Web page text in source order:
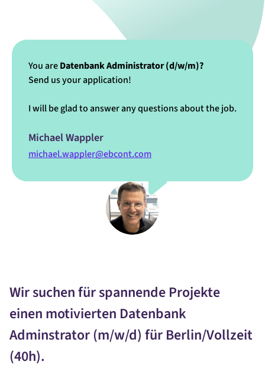
You areDatenbank Administrator (d/w/m)?
Send us your application!
I will be glad to answer any questions about the job.
Michael Wappler
michael.wappler@ebcont.com
Wir suchen für spannende Projekte
einen motivierten Datenbank
Adminstrator (m/w/d) für Berlin/Vollzeit
(40h).